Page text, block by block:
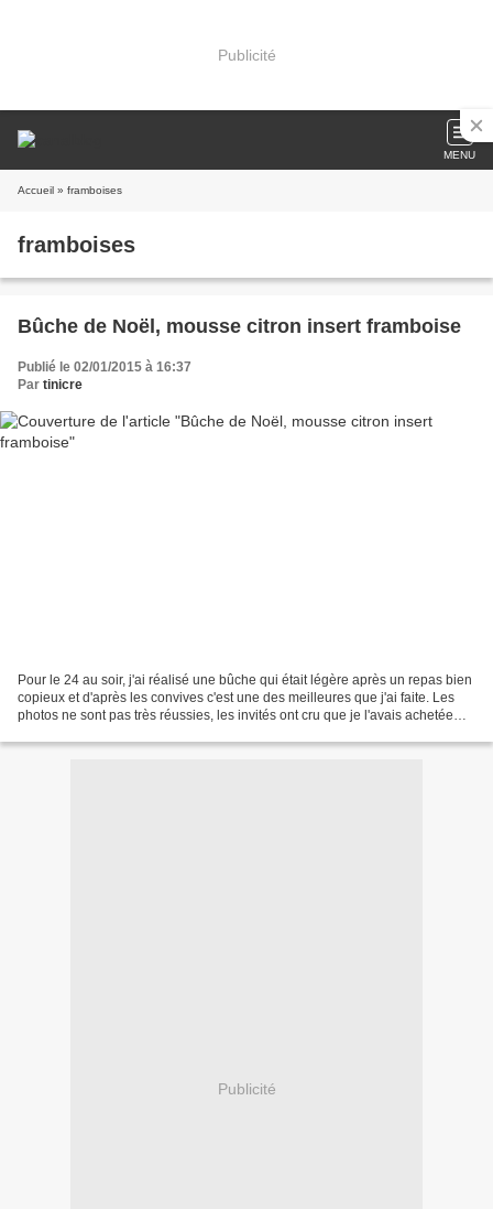
Publicité
MENU
Accueil » framboises
framboises
Bûche de Noël, mousse citron insert framboise
Publié le 02/01/2015 à 16:37
Par tinicre
Pour le 24 au soir, j'ai réalisé une bûche qui était légère après un repas bien
copieux et d'après les convives c'est une des meilleures que j'ai faite. Les
photos ne sont pas très réussies, les invités ont cru que je l'avais achetée
Publicité